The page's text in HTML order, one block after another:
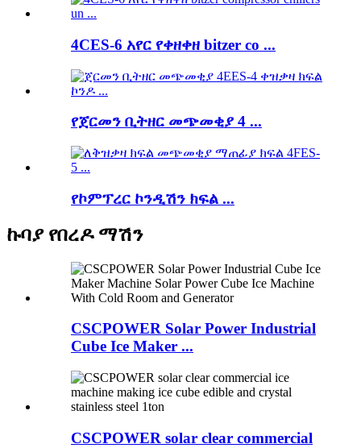
4CES-6 አየር የቀዘቀዘ bitzer co ...
የጀርመን ቢትዘር መጭመቂያ 4 ...
የኮምፕረር ኮንዲሽን ክፍል ...
ኩባያ የበረዶ ማሽን
CSCPOWER Solar Power Industrial
Cube Ice Maker ...
CSCPOWER solar clear commercial